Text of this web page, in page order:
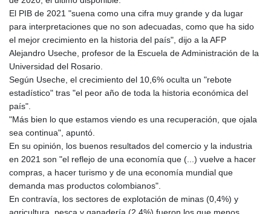
KMF 427.00012
KRW
1419.980153
KWD 0.30915
KZT 468.574643
LAK
LBP
LKR 335.026171
LRD 180.231552
LSL 16.381249
LVL 0.604891
El PIB de 2021 "suena como una cifra muy grande y da lugar
para interpretaciones que no son adecuadas, como que ha sido
el mejor crecimiento en la historia del país", dijo a la AFP
Alejandro Useche, profesor de la Escuela de Administración de la
Universidad del Rosario.
Según Useche, el crecimiento del 10,6% oculta un "rebote
estadístico" tras "el peor año de toda la historia económica del
país".
"Más bien lo que estamos viendo es una recuperación, que ojala
sea continua", apuntó.
En su opinión, los buenos resultados del comercio y la industria
en 2021 son "el reflejo de una economía que (...) vuelve a hacer
compras, a hacer turismo y de una economía mundial que
demanda mas productos colombianos".
En contravía, los sectores de explotación de minas (0,4%) y
agricultura, pesca y ganadería (2,4%) fueron los que menos